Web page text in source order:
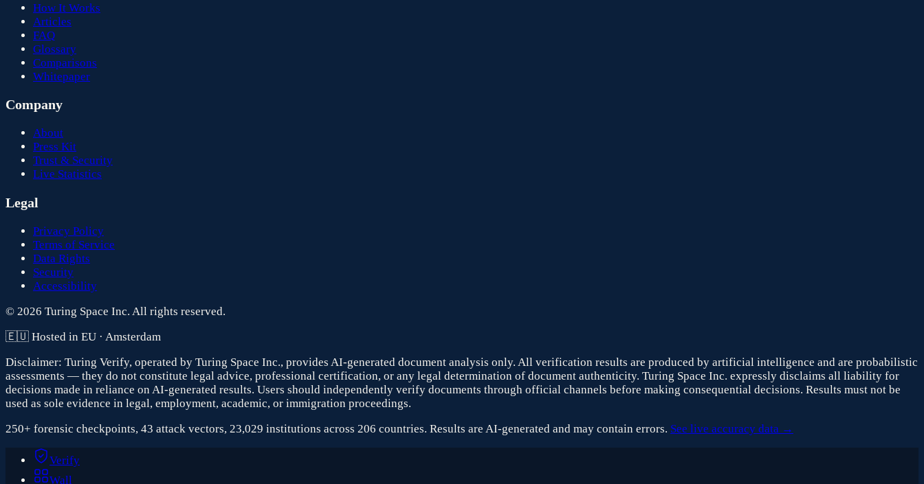
How It Works
Articles
FAQ
Glossary
Comparisons
Whitepaper
Company
About
Press Kit
Trust & Security
Live Statistics
Legal
Privacy Policy
Terms of Service
Data Rights
Security
Accessibility
© 2026 Turing Space Inc. All rights reserved.
🇪🇺 Hosted in EU · Amsterdam
Disclaimer: Turing Verify, operated by Turing Space Inc., provides AI-generated document analysis only. All verification results are produced by artificial intelligence and are probabilistic
assessments — they do not constitute legal advice, professional certification, or any legal determination of document authenticity. Turing Space Inc. expressly disclaims all liability for
decisions made in reliance on AI-generated results. Users should independently verify documents through official channels before making consequential decisions. Results must not be
used as sole evidence in legal, employment, academic, or immigration proceedings.
250+ forensic checkpoints, 43 attack vectors, 23,029 institutions across 206 countries. Results are AI-generated and may contain errors. See live accuracy data →
Verify
Wall